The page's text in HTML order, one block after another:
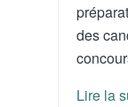
des
Lire la